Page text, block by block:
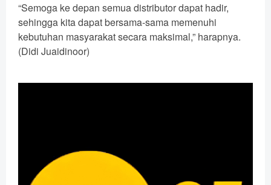
“Semoga ke depan semua distributor dapat hadir,
sehingga kita dapat bersama-sama memenuhi
kebutuhan masyarakat secara maksimal,” harapnya.
(Didi Juaidinoor)